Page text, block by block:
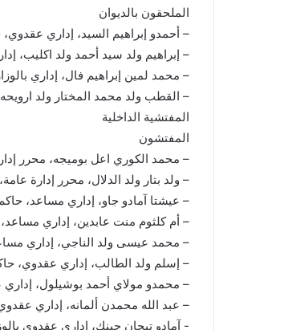
الملحقون بالديوان
– أحمدو إبراهيم السيد، إداري
– إبراهيم ولد سيد أحمد ولد اكليب،
– محمد لمين إبراهيم فال، إداري
– القطب ولد محمد المختار ولد
المفتشية الداخلية
المفتشون
– محمد الكوري اعل بوميجه، محرر
– ولد بتار ولد الدلال، محرر إدارة
– عيشتا آمادو جاو، إداري مساعد،
– أم كلثوم منت عابدين، إداري
– محمد عيسى ولد الناجي، إداري
– إسلم ولد الطالب، إداري عقدوي،
– محمدو مولاي أحمد بوشيلول،
– عبد الله محمدن ألمانه، إداري عقدوي